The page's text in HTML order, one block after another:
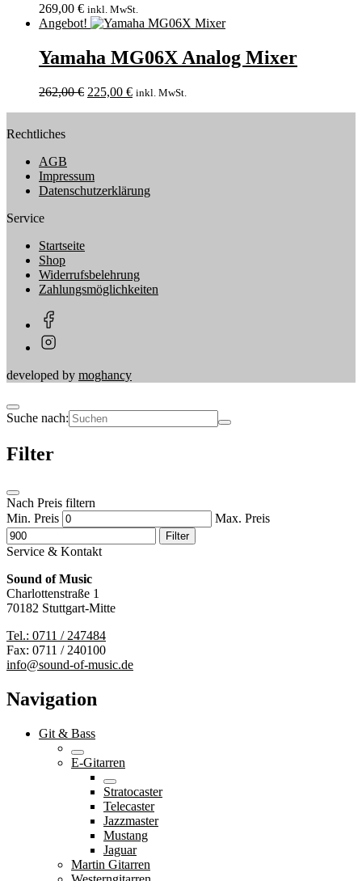
269,00 € inkl. MwSt.
Angebot!
Yamaha MG06X Analog Mixer
262,00€ 225,00 € inkl. MwSt.
Rechtliches
AGB
Impressum
Datenschutzerklärung
Service
Startseite
Shop
Widerrufsbelehrung
Zahlungsmöglichkeiten
developed by moghancy
Suche nach:
Filter
Nach Preis filtern
Min. Preis
Max. Preis
Filter
Service & Kontakt
Sound of Music
Charlottenstraße 1
70182 Stuttgart-Mitte
Tel.: 0711 / 247484
Fax: 0711 / 240100
info@sound-of-music.de
Navigation
Git & Bass
E-Gitarren
Stratocaster
Telecaster
Jazzmaster
Mustang
Jaguar
Martin Gitarren